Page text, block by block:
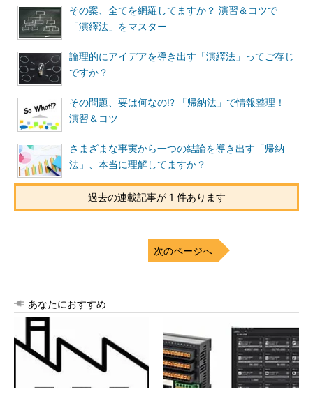
その案、全てを網羅してますか？ 演習＆コツで
「演繹法」をマスター
論理的にアイデアを導き出す「演繹法」ってご存じ
ですか？
その問題、要は何なの!? 「帰納法」で情報整理！
演習＆コツ
さまざまな事実から一つの結論を導き出す「帰納
法」、本当に理解してますか？
過去の連載記事が 1 件あります
次のページへ
あなたにおすすめ